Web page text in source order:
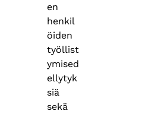
en
henkil
öiden
työllist
ymised
ellytyk
siä
sekä